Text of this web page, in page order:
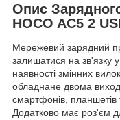
Опис
HOCO AC5 2
Мережевий зарядний
залишатися на зв'язку
наявності змінних
обладнане двома
смартфонів, планшетів
Додатково має роз'єм